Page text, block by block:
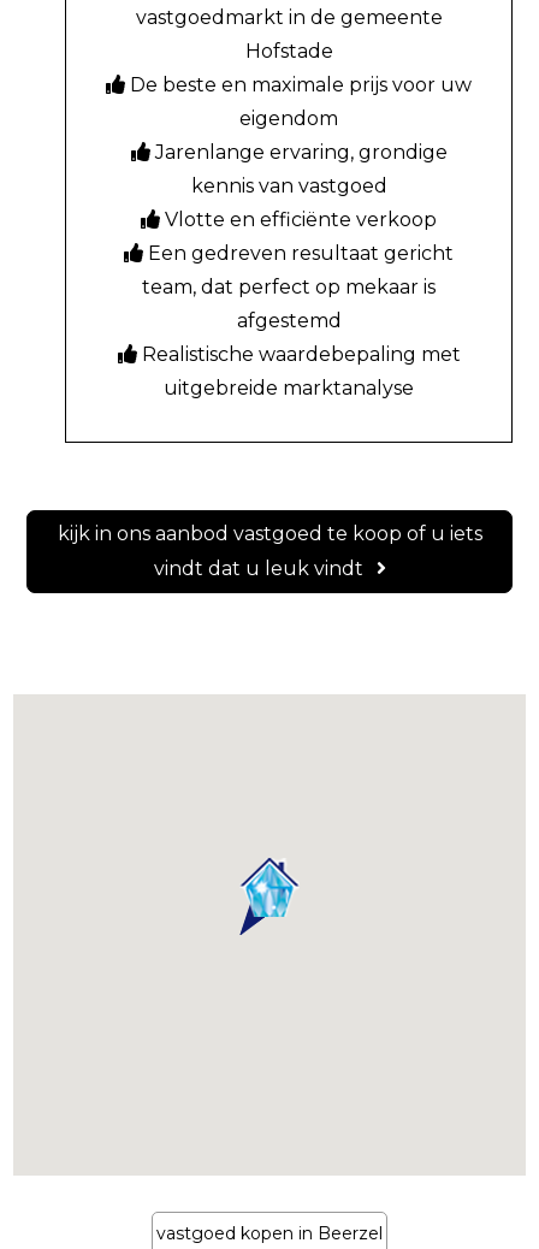
vastgoedmarkt in de gemeente
Hofstade
De beste en maximale prijs voor uw
eigendom
Jarenlange ervaring, grondige
kennis van vastgoed
Vlotte en efficiënte verkoop
Een gedreven resultaat gericht
team, dat perfect op mekaar is
afgestemd
Realistische waardebepaling met
uitgebreide marktanalyse
kijk in ons aanbod vastgoed te koop of u iets
vindt dat u leuk vindt
vastgoed kopen in Beerzel